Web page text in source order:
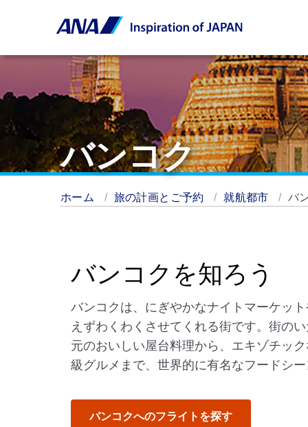
バンコク
ホーム 旅の計画とご予約 就航都市 バ
バンコクを知ろう
バンコクは、にぎやかなナイトマーケッ
えずわくわくさせてくれる街です。街の
元のおいしい屋台料理から、エキゾチッ
級グルメまで、世界的に有名なフードシ
バンコクへのフライトを探す